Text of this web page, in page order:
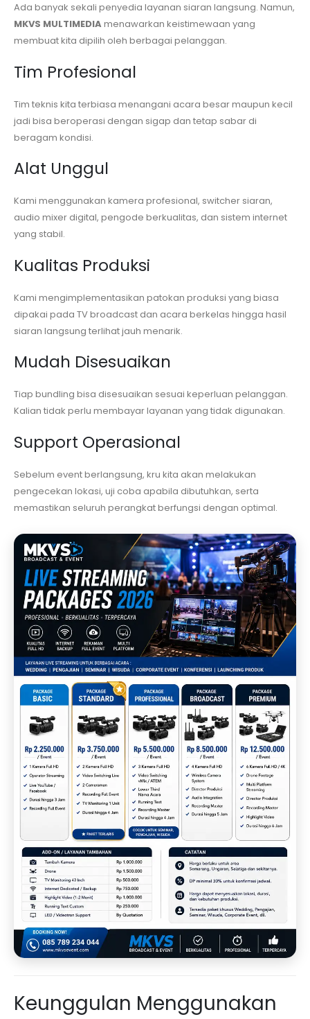
Ada banyak sekali penyedia layanan siaran langsung. Namun,
MKVS MULTIMEDIAmenawarkan keistimewaan yang
membuat kita dipilih oleh berbagai pelanggan.
Tim Profesional
Tim teknis kita terbiasa menangani acara besar maupun kecil
jadi bisa beroperasi dengan sigap dan tetap sabar di
beragam kondisi.
Alat Unggul
Kami menggunakan kamera profesional, switcher siaran,
audio mixer digital, pengode berkualitas, dan sistem internet
yang stabil.
Kualitas Produksi
Kami mengimplementasikan patokan produksi yang biasa
dipakai pada TV broadcast dan acara berkelas hingga hasil
siaran langsung terlihat jauh menarik.
Mudah Disesuaikan
Tiap bundling bisa disesuaikan sesuai keperluan pelanggan.
Kalian tidak perlu membayar layanan yang tidak digunakan.
Support Operasional
Sebelum event berlangsung, kru kita akan melakukan
pengecekan lokasi, uji coba apabila dibutuhkan, serta
memastikan seluruh perangkat berfungsi dengan optimal.
Keunggulan Menggunakan